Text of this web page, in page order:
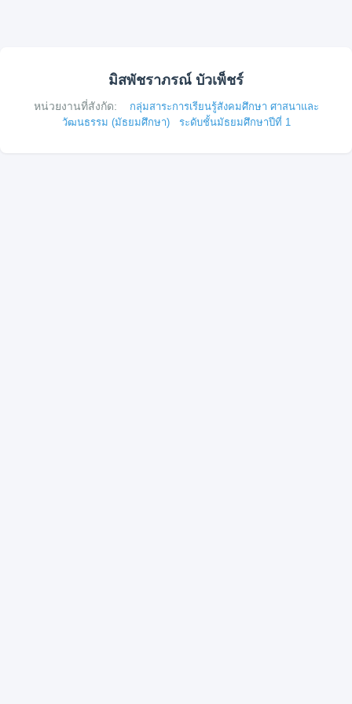
มิสพัชราภรณ์ บัวเพ็ชร์
หน่วยงานที่สังกัด:
กลุ่มสาระการเรียนรู้สังคมศึกษา ศาสนาและ
วัฒนธรรม (มัธยมศึกษา)
ระดับชั้นมัธยมศึกษาปีที่ 1